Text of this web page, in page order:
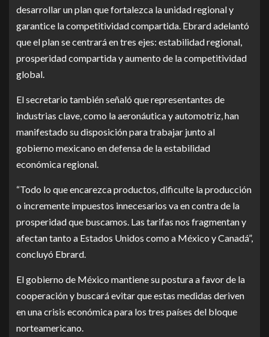
desarrollar un plan que fortalezca la unidad regional y
garantice la competitividad compartida. Ebrard adelantó
que el plan se centrará en tres ejes: estabilidad regional,
prosperidad compartida y aumento de la competitividad
global.
El secretario también señaló que representantes de
industrias clave, como la aeronáutica y automotriz, han
manifestado su disposición para trabajar junto al
gobierno mexicano en defensa de la estabilidad
económica regional.
“Todo lo que encarezca productos, dificulte la producción
o incremente impuestos innecesarios va en contra de la
prosperidad que buscamos. Las tarifas nos fragmentan y
afectan tanto a Estados Unidos como a México y Canadá”,
concluyó Ebrard.
El gobierno de México mantiene su postura a favor de la
cooperación y buscará evitar que estas medidas deriven
en una crisis económica para los tres países del bloque
norteamericano.